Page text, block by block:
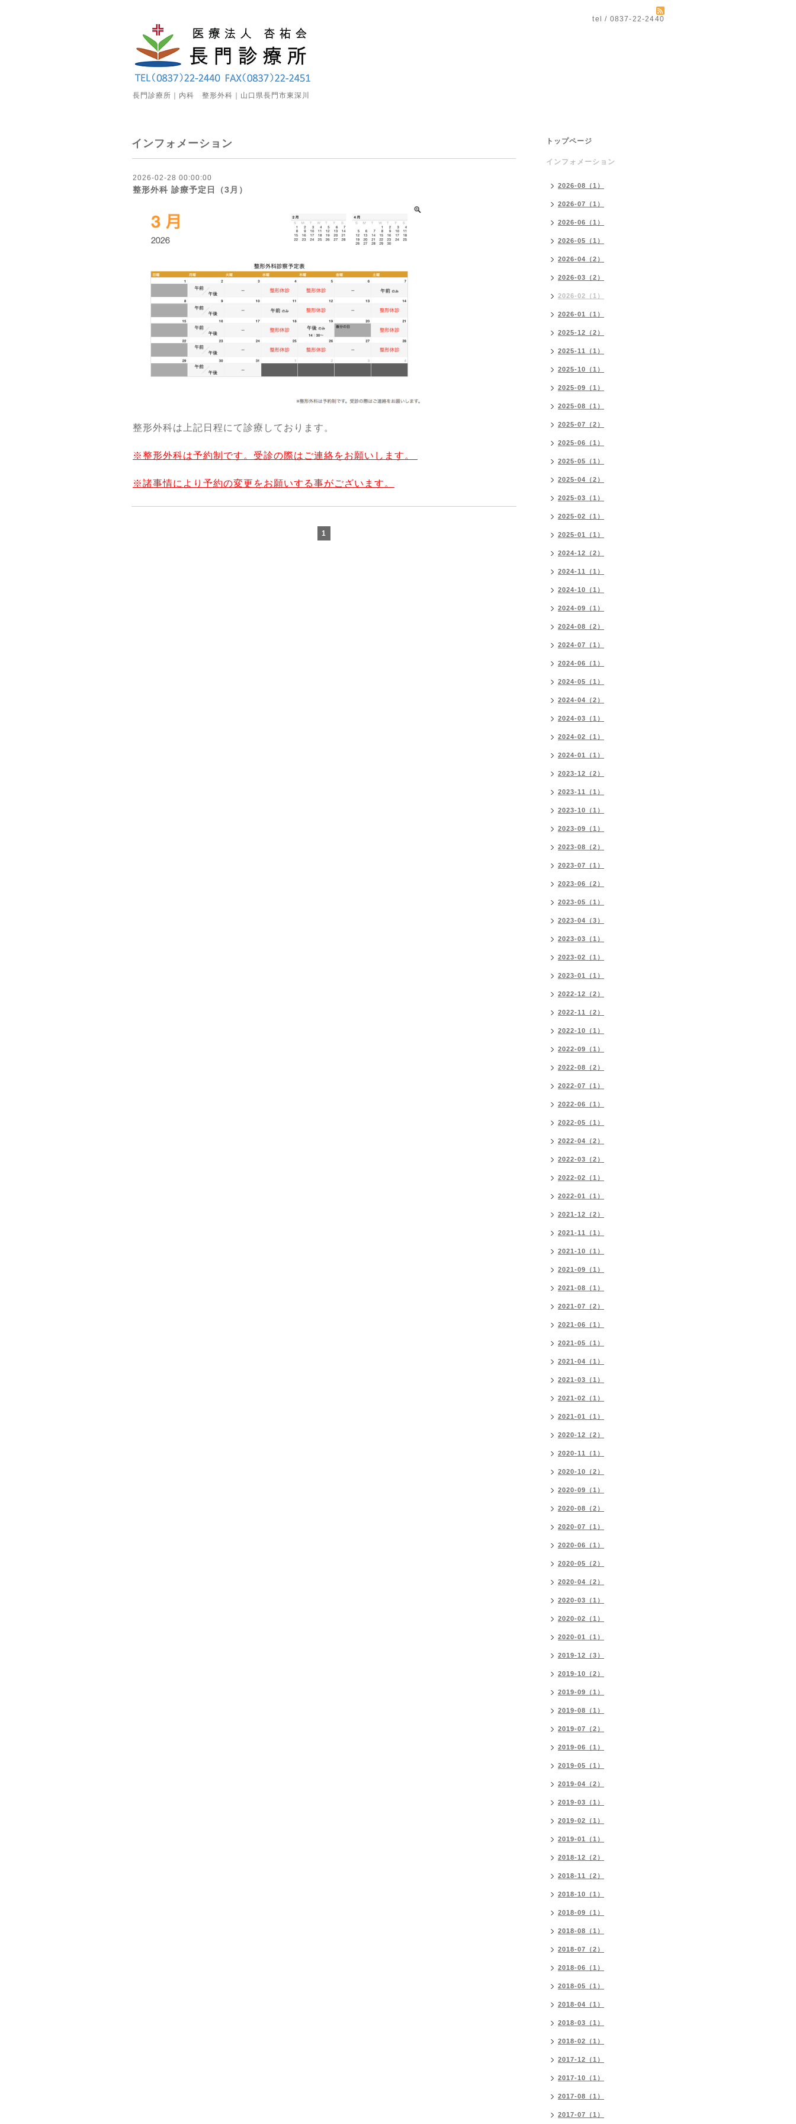
tel / 0837-22-2440
長門診療所｜内科 整形外科｜山口県長門市東深川
インフォメーション
2026-02-28 00:00:00
整形外科 診療予定日（3月）
整形外科は上記日程にて診療しております。
※整形外科は予約制です。受診の際はご連絡をお願いします。
※諸事情により予約の変更をお願いする事がございます。
1
トップページ
インフォメーション
2026-08（1）
2026-07（1）
2026-06（1）
2026-05（1）
2026-04（2）
2026-03（2）
2026-02（1）
2026-01（1）
2025-12（2）
2025-11（1）
2025-10（1）
2025-09（1）
2025-08（1）
2025-07（2）
2025-06（1）
2025-05（1）
2025-04（2）
2025-03（1）
2025-02（1）
2025-01（1）
2024-12（2）
2024-11（1）
2024-10（1）
2024-09（1）
2024-08（2）
2024-07（1）
2024-06（1）
2024-05（1）
2024-04（2）
2024-03（1）
2024-02（1）
2024-01（1）
2023-12（2）
2023-11（1）
2023-10（1）
2023-09（1）
2023-08（2）
2023-07（1）
2023-06（2）
2023-05（1）
2023-04（3）
2023-03（1）
2023-02（1）
2023-01（1）
2022-12（2）
2022-11（2）
2022-10（1）
2022-09（1）
2022-08（2）
2022-07（1）
2022-06（1）
2022-05（1）
2022-04（2）
2022-03（2）
2022-02（1）
2022-01（1）
2021-12（2）
2021-11（1）
2021-10（1）
2021-09（1）
2021-08（1）
2021-07（2）
2021-06（1）
2021-05（1）
2021-04（1）
2021-03（1）
2021-02（1）
2021-01（1）
2020-12（2）
2020-11（1）
2020-10（2）
2020-09（1）
2020-08（2）
2020-07（1）
2020-06（1）
2020-05（2）
2020-04（2）
2020-03（1）
2020-02（1）
2020-01（1）
2019-12（3）
2019-10（2）
2019-09（1）
2019-08（1）
2019-07（2）
2019-06（1）
2019-05（1）
2019-04（2）
2019-03（1）
2019-02（1）
2019-01（1）
2018-12（2）
2018-11（2）
2018-10（1）
2018-09（1）
2018-08（1）
2018-07（2）
2018-06（1）
2018-05（1）
2018-04（1）
2018-03（1）
2018-02（1）
2017-12（1）
2017-10（1）
2017-08（1）
2017-07（1）